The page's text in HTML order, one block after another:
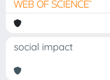
social impact